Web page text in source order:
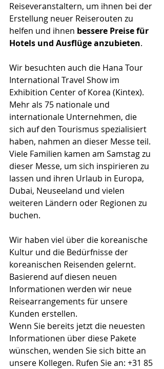
Reiseveranstaltern, um ihnen bei der
Erstellung neuer Reiserouten zu
helfen und ihnen bessere Preise für
Hotels und Ausflüge anzubieten.
Wir besuchten auch die Hana Tour
International Travel Show im
Exhibition Center of Korea (Kintex).
Mehr als 75 nationale und
internationale Unternehmen, die
sich auf den Tourismus spezialisiert
haben, nahmen an dieser Messe teil.
Viele Familien kamen am Samstag zu
dieser Messe, um sich inspirieren zu
lassen und ihren Urlaub in Europa,
Dubai, Neuseeland und vielen
weiteren Ländern oder Regionen zu
buchen.
Wir haben viel über die koreanische
Kultur und die Bedürfnisse der
koreanischen Reisenden gelernt.
Basierend auf diesen neuen
Informationen werden wir neue
Reisearrangements für unsere
Kunden erstellen.
Wenn Sie bereits jetzt die neuesten
Informationen über diese Pakete
wünschen, wenden Sie sich bitte an
unsere Kollegen. Rufen Sie an: +31 85